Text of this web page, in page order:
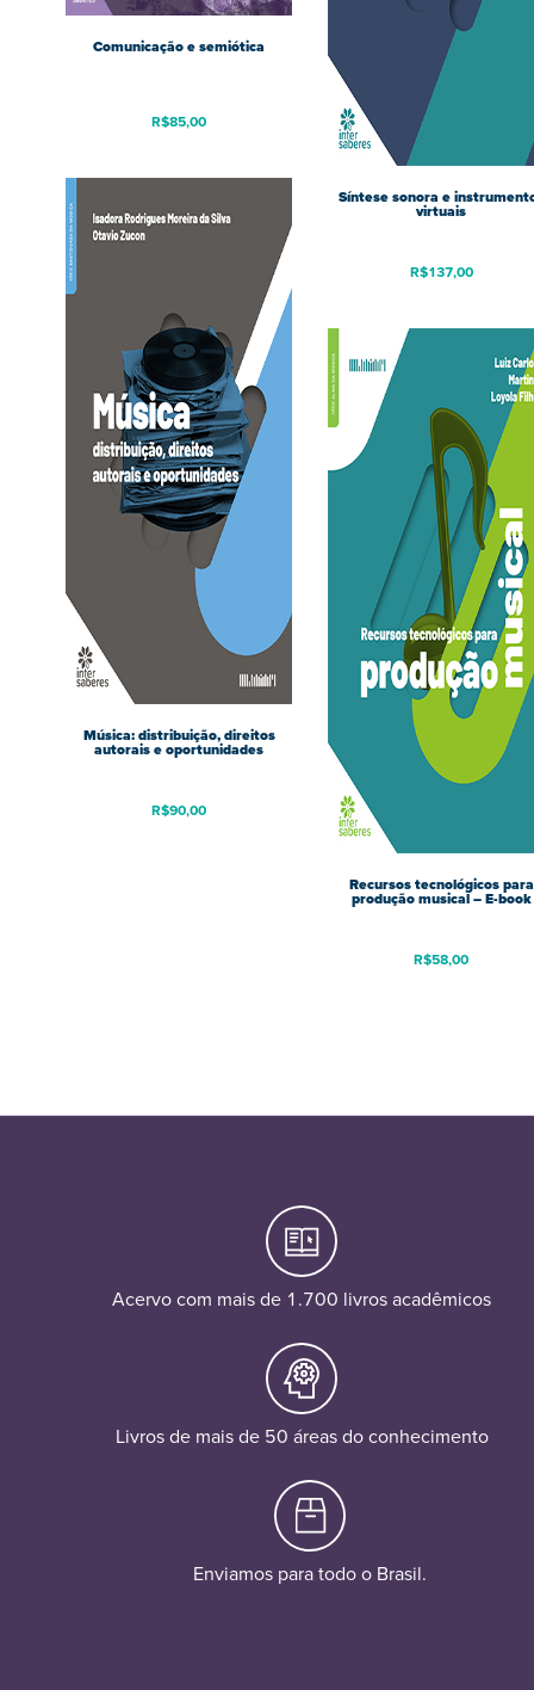
Comunicação e semiótica
R$85,00
Síntese sonora e
virtuais
R$137,00
Música: distribuição, direitos
autorais e oportunidades
R$90,00
Recursos tecnológicos para
produção musical – E-book
R$58,00
Acervo com mais de 1.700 livros acadêmicos
Livros de mais de 50 áreas do conhecimento
Enviamos para todo o Brasil.